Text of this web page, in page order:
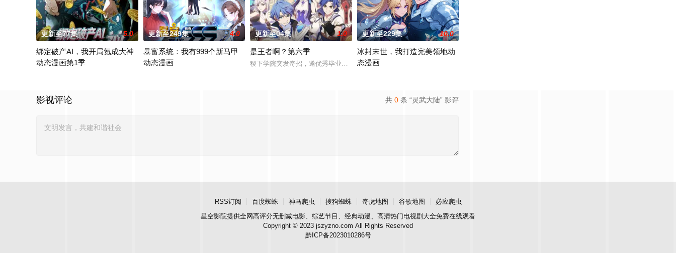
更新至77集 5.0
绑定破产AI，我开局氪成大神
动态漫画第1季
更新至249集 4.0
暴富系统：我有999个新马甲
动态漫画
更新至04集 1.0
是王者啊？第六季
稷下学院突发奇招，邀优秀毕业生返校担任临时“代课老师”！周瑜、诸葛亮展开启“双师对决”，以曜为首的“星之队”和在校生们，在与学长们的奇妙互
更新至229集 10.0
冰封末世，我打造完美领地动
态漫画
共 0 条 “灵武大陆” 影评
影视评论
RSS订阅 百度蜘蛛 神马爬虫 搜狗蜘蛛 奇虎地图 谷歌地图
必应爬虫
星空影院提供全网高评分无删减电影、综艺节目、经典动漫、高清热门电视剧大全免费在线观看
Copyright © 2023 jszyzno.com All Rights Reserved
黔ICP备2023010286号